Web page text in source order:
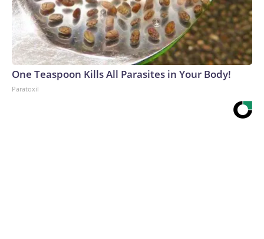
One Teaspoon Kills All Parasites in Your Body!
Paratoxil